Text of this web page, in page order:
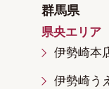
群馬県
県央エリア
伊勢崎本
伊勢崎う